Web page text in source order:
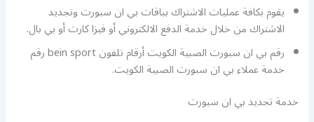
يقوم بكافة عمليات الاشتراك بباقات بي ان سبورت وتجديد
الاشتراك من خلال خدمة الدفع الالكتروني أو فيزا كارت أو بي بال.
رقم بي ان سبورت الصبية الكويت أرقام تلفون bein sport رقم
خدمة عملاء بي ان سبورت الصبية الكويت.
خدمة تجديد بي ان سبورت